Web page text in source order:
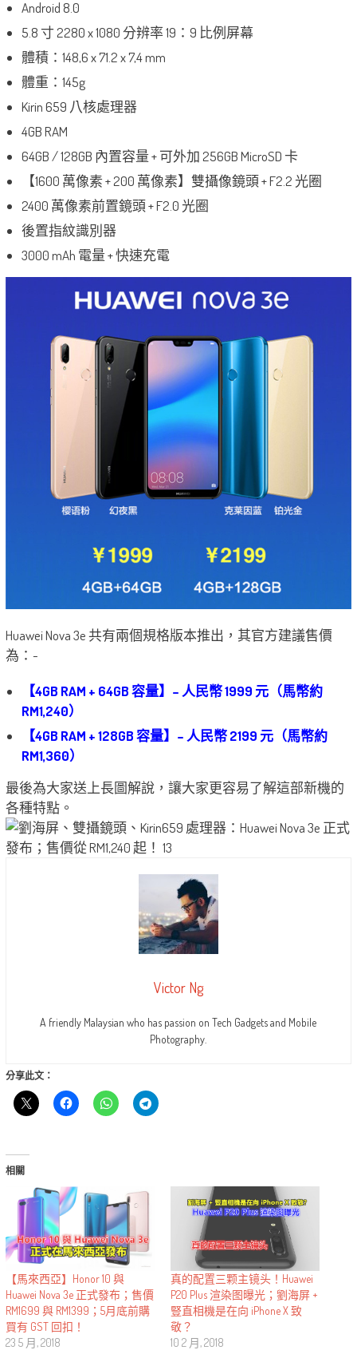
Android 8.0
5.8 寸 2280 x 1080 分辨率 19：9 比例屏幕
體積：148,6 x 71.2 x 7,4 mm
體重：145g
Kirin 659 八核處理器
4GB RAM
64GB / 128GB 內置容量 + 可外加 256GB MicroSD 卡
【1600 萬像素 + 200 萬像素】雙攝像鏡頭 + F2.2 光圈
2400 萬像素前置鏡頭 + F2.0 光圈
後置指紋識別器
3000 mAh 電量 + 快速充電
Huawei Nova 3e 共有兩個規格版本推出，其官方建議售價
為：-
【4GB RAM + 64GB 容量】– 人民幣 1999 元（馬幣約
RM1,240）
【4GB RAM + 128GB 容量】– 人民幣 2199 元（馬幣約
RM1,360）
最後為大家送上長圖解說，讓大家更容易了解這部新機的
各種特點。
Victor Ng
A friendly Malaysian who has passion on Tech Gadgets and Mobile
Photography.
分享此文：
相關
【馬來西亞】Honor 10 與
Huawei Nova 3e 正式發布；售價
RM1699 與 RM1399；5月底前購
買有 GST 回扣！
23 5 月, 2018
真的配置三颗主镜头！Huawei
P20 Plus 渲染图曝光；劉海屏 +
豎直相機是在向 iPhone X 致
敬？
10 2 月, 2018